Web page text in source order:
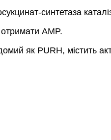
синтетаза
AMP.
як PURH, містить